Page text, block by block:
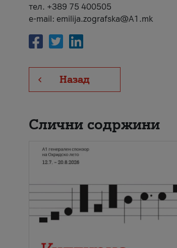
тел. +389 75 400505
e-mail: emilija.zografska@A1.mk
Назад
Слични содржини